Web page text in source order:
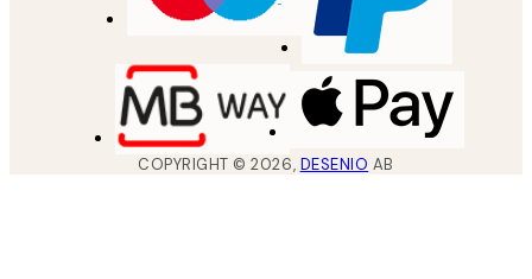
COPYRIGHT ©2026, DESENIO AB